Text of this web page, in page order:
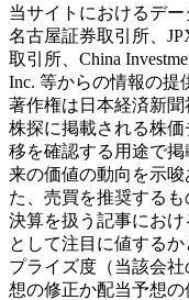
当サイトにおけるデー
名古屋証券取引所、
取引所、China
Inc. 等からの情報の提
著作権は日本経済新聞
株探に掲載される株
移を確認する用途で
来の価値の動向を示
た、売買を推奨するも
決算を扱う記事にお
として注目に値する
プライズ度（当該会
想の修正か配当予想